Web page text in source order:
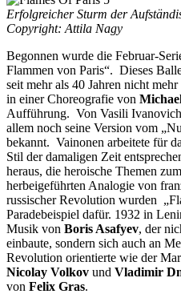
Erfolgreicher Sturm der
Copyright: Attila Nagy
Begonnen wurde die Februar-
Flammen von Paris“. Dieses
seit mehr als 40 Jahren nicht
in einer Choreografie von
Aufführung. Von Vasili
allem noch seine Version vom
bekannt. Vainonen arbeitete für
Stil der damaligen Zeit
heraus, die heroische Themen
herbeigeführten Analogie von
russischer Revolution wurden
Paradebeispiel dafür. 1932 in
Musik von Boris Asafyev, der
einbaute, sondern sich auch an
Revolution orientierte wie der
Nicolay Volkov und Vladimir
von Felix Gras.